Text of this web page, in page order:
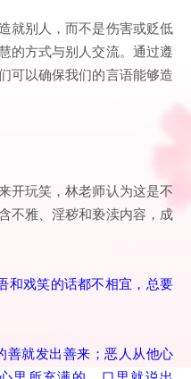
就别人，而不是伤害或贬低
的方式与别人交流。通过遵
可以确保我们的言语能够造
开玩笑，林老师认为这是不
不雅、淫秽和亵渎内容，成
和戏笑的话都不相宜，总要
善就发出善来；恶人从他心